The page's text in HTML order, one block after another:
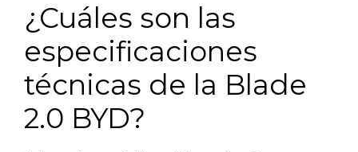
¿Cuáles son las
especificaciones
técnicas de la Blade
2.0 BYD?